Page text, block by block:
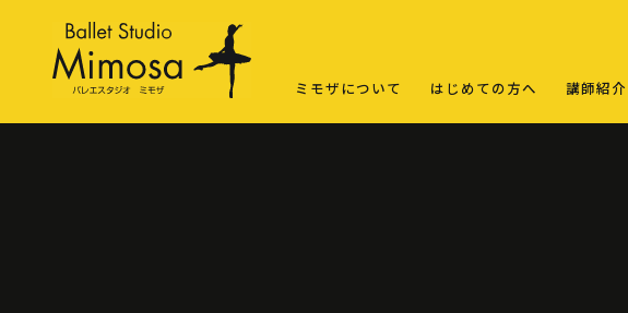
ミモザについて はじめての方へ 講師紹介